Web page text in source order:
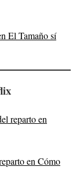
El Tamaño sí
reparto en
en Cómo